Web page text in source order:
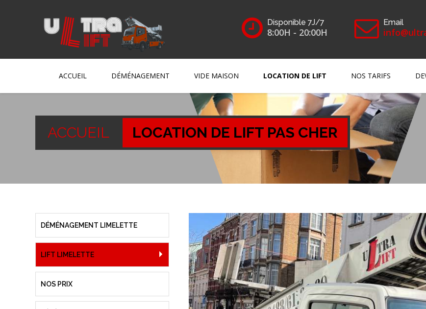
Disponible 7J/7
8:00H - 20:00H
Email
ACCUEIL DÉMÉNAGEMENT VIDE MAISON LOCATION DE LIFT NOS TARIFS
ACCUEIL LOCATION DE LIFT PAS CHER
DÉMÉNAGEMENT LIMELETTE
LIFT LIMELETTE
NOS PRIX